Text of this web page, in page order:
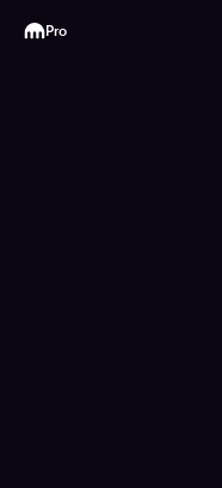
Kraken
Pro